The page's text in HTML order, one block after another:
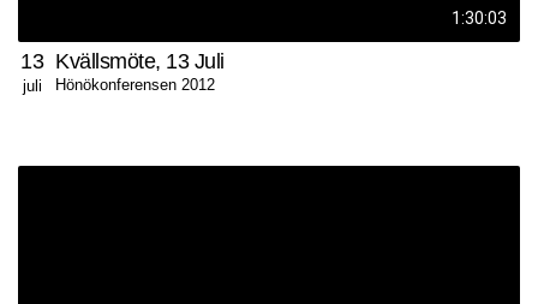
1:30:03
13
juli
Kvällsmöte, 13 Juli
Hönökonferensen 2012